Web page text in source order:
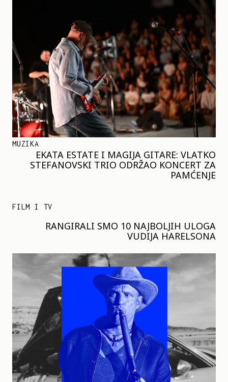
MUZIKA
EKATA ESTATE I MAGIJA GITARE: VLATKO
STEFANOVSKI TRIO ODRŽAO KONCERT ZA
PAMĆENJE
FILM I TV
RANGIRALI SMO 10 NAJBOLJIH ULOGA
VUDIJA HARELSONA